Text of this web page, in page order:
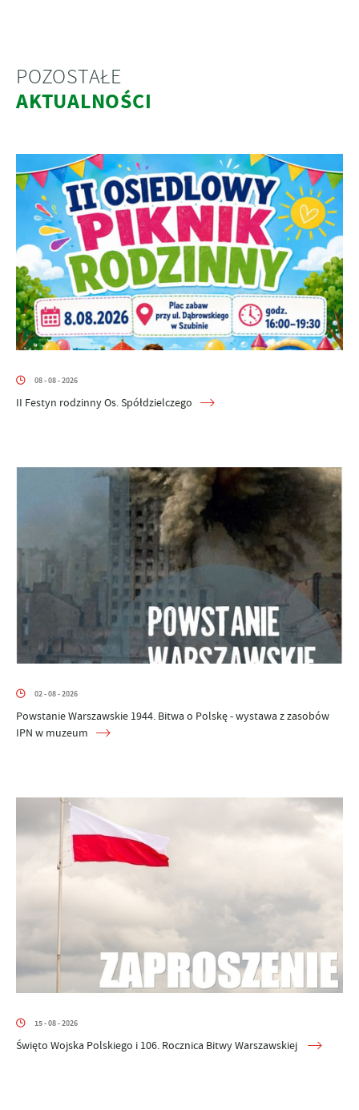
POZOSTAŁE
AKTUALNOŚCI
08 - 08 - 2026
II Festyn rodzinny Os. Spółdzielczego
02 - 08 - 2026
Powstanie Warszawskie 1944. Bitwa o Polskę - wystawa z zasobów
IPN w muzeum
15 - 08 - 2026
Święto Wojska Polskiego i 106. Rocznica Bitwy Warszawskiej